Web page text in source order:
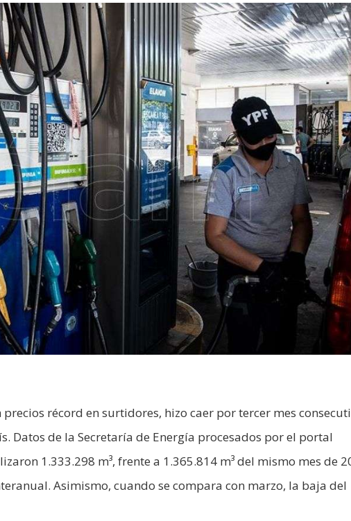
récord en surtidores, hizo caer por tercer mes
Datos de la Secretaría de Energía procesados por el portal
1.333.298 m³, frente a 1.365.814 m³ del mismo mes de
Asimismo, cuando se compara con marzo, la baja del